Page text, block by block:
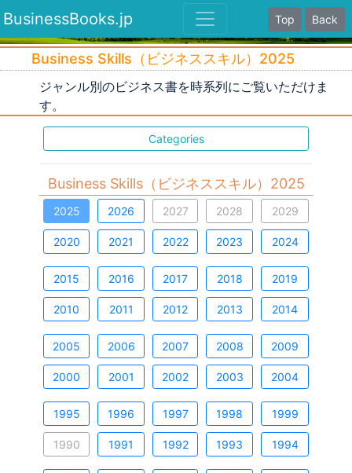
BusinessBooks.jp Top Back
Business Skills（ビジネススキル）2025
ジャンル別のビジネス書を時系列にご覧いただけま
す。
Categories
Business Skills（ビジネススキル）2025
2025 2026 2027 2028 2029
2020 2021 2022 2023 2024
2015 2016 2017 2018 2019
2010 2011 2012 2013 2014
2005 2006 2007 2008 2009
2000 2001 2002 2003 2004
1995 1996 1997 1998 1999
1990 1991 1992 1993 1994